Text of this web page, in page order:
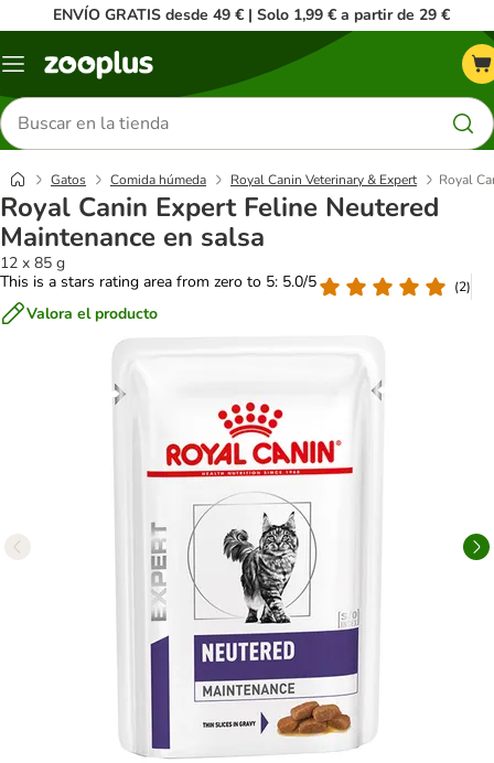
ENVÍO GRATIS desde 49 € | Solo 1,99 € a partir de 29 €
Menú
Buscar
productos
Gatos Comida húmeda Royal Canin Veterinary & Expert Royal
Royal Canin Expert Feline Neutered
Maintenance en salsa
12 x 85 g
This is a stars rating area from zero to 5: 5.0/5
(2)
Valora el producto